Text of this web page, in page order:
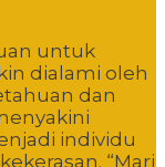
untuk
dialami oleh
dan
individu
“Mari